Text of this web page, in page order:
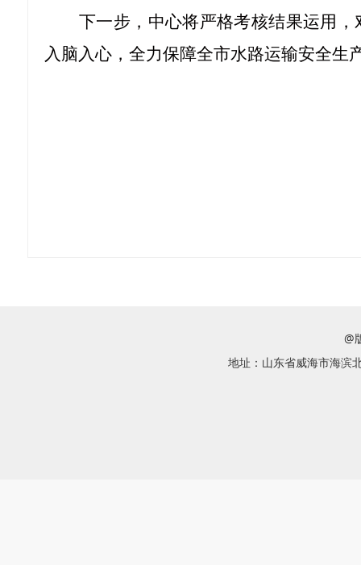
下一步，中心将严格考核结果运用
入脑入心，全力保障全市水路运输安全生
@
地址：山东省威海市海滨